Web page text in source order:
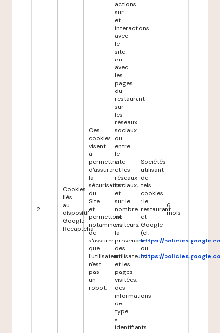
2
Cookies
liés
au
dispositif
Google
Recaptcha
Ces
cookies
visent
à
permettre
d'assurer
la
sécurisation
du
Site
et
permettent
notamment
de
s'assurer
que
l'utilisateur
n'est
pas
un
robot.
actions
sur
et
interactions
avec
le
site
ou
avec
les
pages
du
restaurant
sur
les
réseaux
sociaux
ou
entre
le
site
et les
réseaux
sociaux,
et
sur le
nombre
de
visiteurs,
la
provenance
des
utilisateurs
et les
pages
visitées,
des
informations
de
type
«
identifiants
Sociétés
utilisant
de
tels
cookies
: le
restaurant
et
Google
(cf.
https://
ou
https://
6
mois